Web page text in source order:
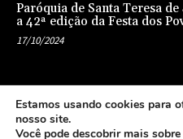
Paróquia de Santa Teresa
a 42ª edição da Festa dos
17/10/2024
Representatividade na
escola na formação de uma
justa e equitativa
Estamos usando cookies para
nosso site.
Você pode descobrir mais